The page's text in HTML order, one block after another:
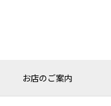
お店のご案内